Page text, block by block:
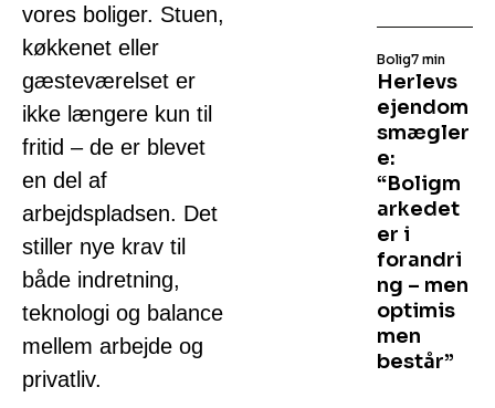
vores boliger. Stuen,
køkkenet eller
gæsteværelset er
ikke længere kun til
fritid – de er blevet
en del af
arbejdspladsen. Det
stiller nye krav til
både indretning,
teknologi og balance
mellem arbejde og
privatliv.
Herlevs
ejendom
smægler
e:
“Boligm
arkedet
er i
forandri
ng – men
optimis
men
består”
Bolig7 min